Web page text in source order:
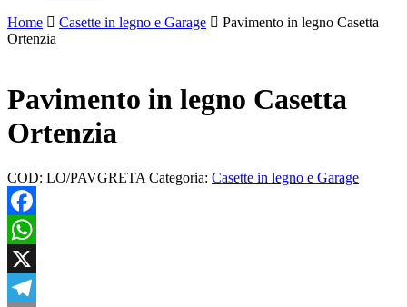
Home
Casette in legno e Garage
Pavimento in legno Casetta
Ortenzia
Pavimento in legno Casetta
Ortenzia
COD: LO/PAVGRETA Categoria: Casette in legno e Garage
Facebook
WhatsApp
X